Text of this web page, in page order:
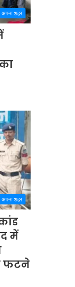
अपना शहर
अपना शहर
में
फटने